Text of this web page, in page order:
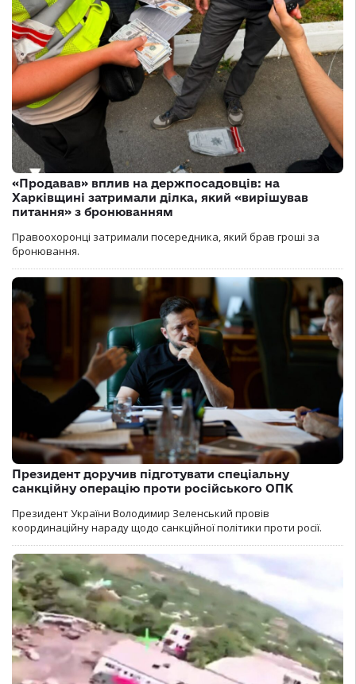
«Продавав» вплив на держпосадовців: на
Харківщині затримали ділка, який «вирішував
питання» з бронюванням
Правоохоронці затримали посередника, який брав гроші за
бронювання.
Президент доручив підготувати спеціальну
санкційну операцію проти російського ОПК
Президент України Володимир Зеленський провів
координаційну нараду щодо санкційної політики проти росії.